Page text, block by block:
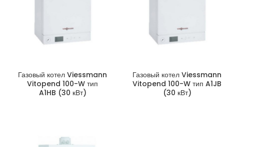
Газовый котел Viessmann
Vitopend 100-W тип
A1HB (30 кВт)
Газовый котел Viessmann
Vitopend 100-W тип A1JB
(30 кВт)